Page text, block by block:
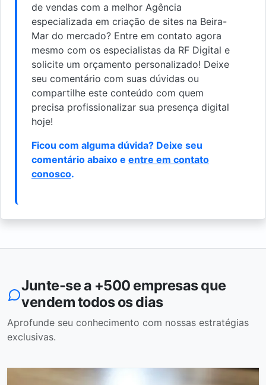
de vendas com a melhor Agência
especializada em criação de sites na Beira-
Mar do mercado? Entre em contato agora
mesmo com os especialistas da RF Digital e
solicite um orçamento personalizado! Deixe
seu comentário com suas dúvidas ou
compartilhe este conteúdo com quem
precisa profissionalizar sua presença digital
hoje!
Ficou com alguma dúvida? Deixe seu
comentário abaixo e entre em contato
conosco.
Junte-se a +500 empresas que
vendem todos os dias
Aprofunde seu conhecimento com nossas estratégias
exclusivas.